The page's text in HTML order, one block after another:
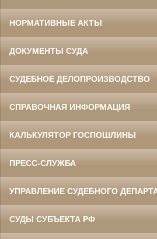
НОРМАТИВНЫЕ АКТЫ
ДОКУМЕНТЫ СУДА
СУДЕБНОЕ ДЕЛОПРОИЗВОДСТВО
СПРАВОЧНАЯ ИНФОРМАЦИЯ
КАЛЬКУЛЯТОР ГОСПОШЛИНЫ
ПРЕСС-СЛУЖБА
УПРАВЛЕНИЕ СУДЕБНОГО
СУДЫ СУБЪЕКТА РФ